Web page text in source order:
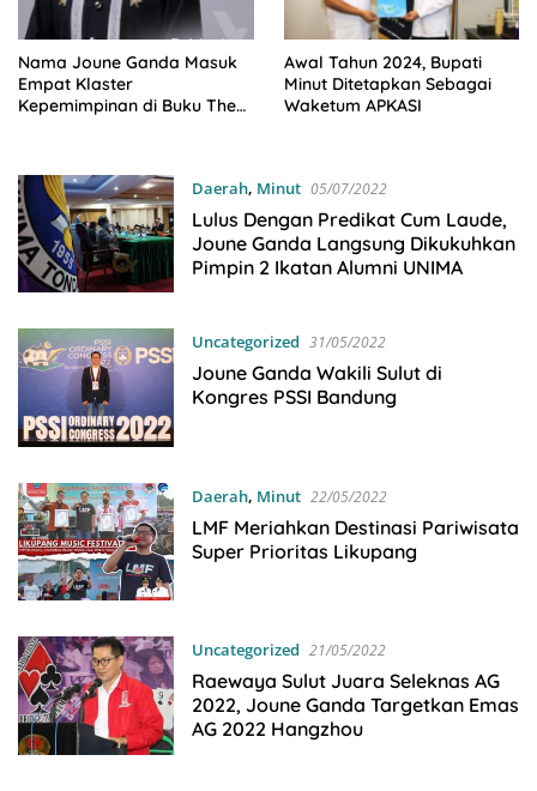
Nama Joune Ganda Masuk
Empat Klaster
Kepemimpinan di Buku The
Awal Tahun 2024, Bupati
Minut Ditetapkan Sebagai
Waketum APKASI
Daerah, Minut 05/07/2022
Lulus Dengan Predikat Cum Laude,
Joune Ganda Langsung Dikukuhkan
Pimpin 2 Ikatan Alumni UNIMA
Uncategorized 31/05/2022
Joune Ganda Wakili Sulut di
Kongres PSSI Bandung
Daerah, Minut 22/05/2022
LMF Meriahkan Destinasi Pariwisata
Super Prioritas Likupang
Uncategorized 21/05/2022
Raewaya Sulut Juara Seleknas AG
2022, Joune Ganda Targetkan Emas
AG 2022 Hangzhou